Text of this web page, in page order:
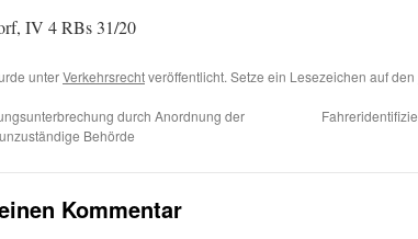
IV 4 RBs 31/20
unterVerkehrsrechtveröffentlicht. Setze ein Lesezeichen auf den
durch Anordnung der
Behörde
Kommentar